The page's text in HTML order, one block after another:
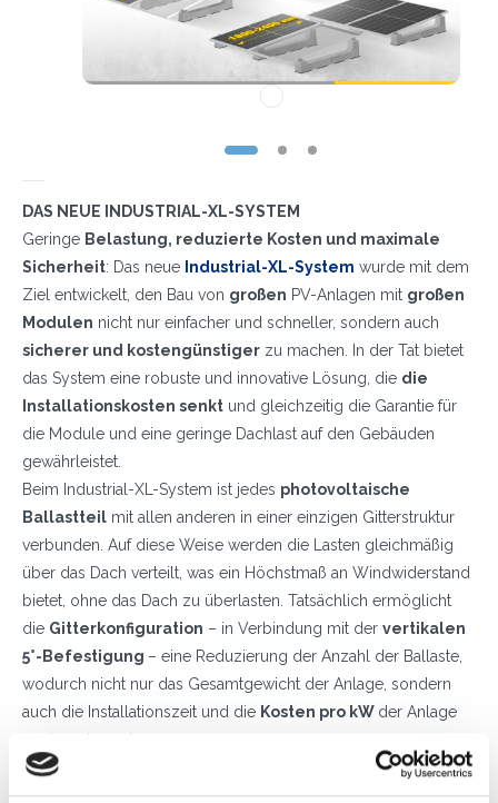
DAS NEUE INDUSTRIAL-XL-SYSTEM
Geringe Belastung, reduzierte Kosten und maximale
Sicherheit: Das neue Industrial-XL-System wurde mit dem
Ziel entwickelt, den Bau von großen PV-Anlagen mit großen
Modulen nicht nur einfacher und schneller, sondern auch
sicherer und kostengünstiger zu machen. In der Tat bietet
das System eine robuste und innovative Lösung, die die
Installationskosten senkt und gleichzeitig die Garantie für
die Module und eine geringe Dachlast auf den Gebäuden
gewährleistet.
Beim Industrial-XL-System ist jedes photovoltaische
Ballastteil mit allen anderen in einer einzigen Gitterstruktur
verbunden. Auf diese Weise werden die Lasten gleichmäßig
über das Dach verteilt, was ein Höchstmaß an Windwiderstand
bietet, ohne das Dach zu überlasten. Tatsächlich ermöglicht
die Gitterkonfiguration – in Verbindung mit der vertikalen
5°-Befestigung – eine Reduzierung der Anzahl der Ballaste,
wodurch nicht nur das Gesamtgewicht der Anlage, sondern
auch die Installationszeit und die Kosten pro kW der Anlage
verringert werden.
Durch die Befestigung der Paneele an der Längsseite kann
auch das volle Potenzial der modernenhalbgeschnittenen